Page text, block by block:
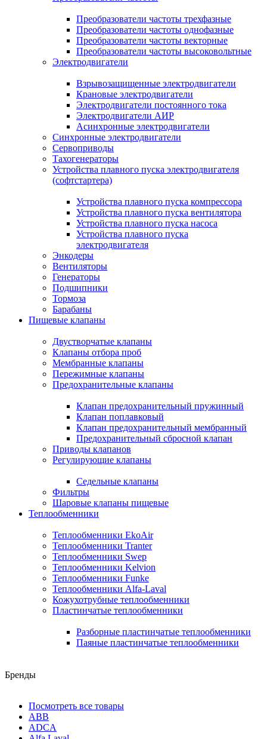
Преобразователи частоты трехфазные
Преобразователи частоты однофазные
Преобразователи частоты векторные
Преобразователи частоты высоковольтные
Электродвигатели
Взрывозащищенные электродвигатели
Крановые электродвигатели
Электродвигатели постоянного тока
Электродвигатели АИР
Асинхронные электродвигатели
Синхронные электродвигатели
Сервоприводы
Тахогенераторы
Устройства плавного пуска электродвигателя
(софтстартера)
Устройства плавного пуска компрессора
Устройства плавного пуска вентилятора
Устройства плавного пуска насоса
Устройства плавного пуска
электродвигателя
Энкодеры
Вентиляторы
Генераторы
Подшипники
Тормоза
Барабаны
Пищевые клапаны
Двустворчатые клапаны
Клапаны отбора проб
Мембранные клапаны
Пережимные клапаны
Предохранительные клапаны
Клапан предохранительный пружинный
Клапан поплавковый
Клапан предохранительный мембранный
Предохранительный сбросной клапан
Приводы клапанов
Регулирующие клапаны
Седельные клапаны
Фильтры
Шаровые клапаны пищевые
Теплообменники
Теплообменники EkoAir
Теплообменники Tranter
Теплообменники Swep
Теплообменники Kelvion
Теплообменники Funke
Теплообменники Alfa-Laval
Кожухотрубные теплообменники
Пластинчатые теплообменники
Разборные пластинчатые теплообменники
Паяные пластинчатые теплообменники
Бренды
Посмотреть все товары
ABB
ADCA